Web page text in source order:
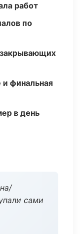
работ
по
и финальная
в день
сами